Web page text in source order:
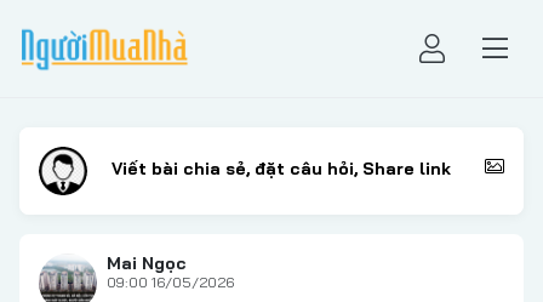
Mai Ngọc
09:00 16/05/2026